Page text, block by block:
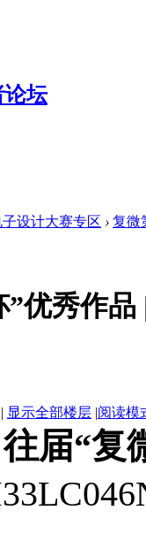
子设计大赛专区 › 复微
”优秀作
| 显示全部楼层 |阅读模
往届“复